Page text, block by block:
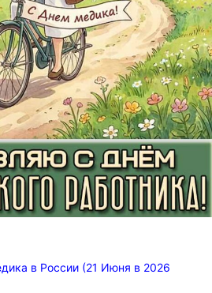
в России (21 Июня в 2026